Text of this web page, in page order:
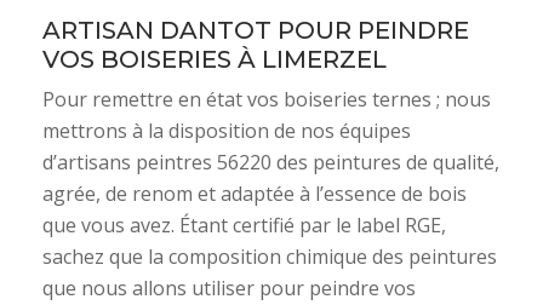
ARTISAN DANTOT POUR PEINDRE
VOS BOISERIES À LIMERZEL
Pour remettre en état vos boiseries ternes ; nous
mettrons à la disposition de nos équipes
d’artisans peintres 56220 des peintures de qualité,
agrée, de renom et adaptée à l’essence de bois
que vous avez. Étant certifié par le label RGE,
sachez que la composition chimique des peintures
que nous allons utiliser pour peindre vos